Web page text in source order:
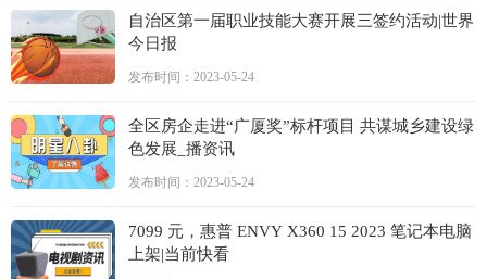
自治区第一届职业技能大赛开展三签约活动|世界
今日报
发布时间：2023-05-24
全区房企走进“广厦奖”标杆项目 共谋城乡建设绿
色发展_播资讯
发布时间：2023-05-24
7099 元，惠普 ENVY X360 15 2023 笔记本电脑
上架|当前快看